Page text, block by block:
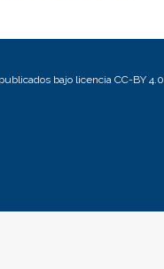
bajo licencia CC-BY 4.0